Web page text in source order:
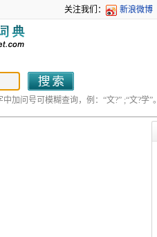
关注我们： 新浪微博
加问号可模糊查询，例：“文?” ;“文?学”。